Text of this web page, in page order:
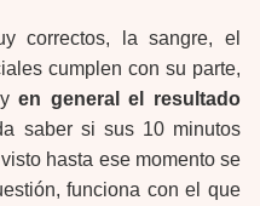
correctos, la sangre, el
cumplen con su parte,
yen general el resultado
saber si sus 10 minutos
hasta ese momento se
funciona con el que